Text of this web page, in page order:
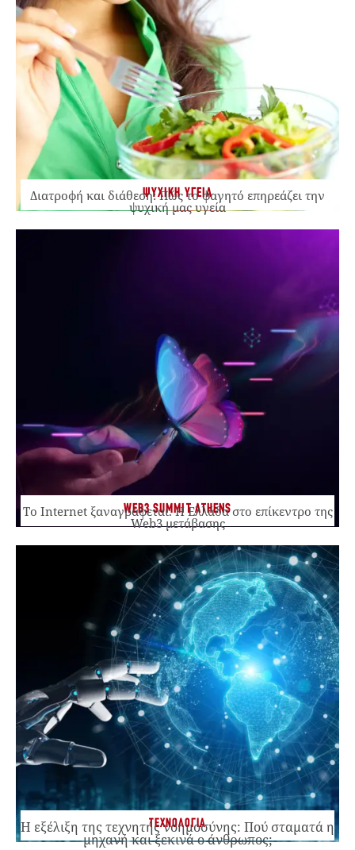
ΨΥΧΙΚΗ ΥΓΕΙΑ
Διατροφή και διάθεση: Πώς το φαγητό επηρεάζει την
ψυχική μας υγεία
WEB3 SUMMIT ATHENS
Το Internet ξαναγράφεται. Η Ελλάδα στο επίκεντρο της
Web3 μετάβασης
ΤΕΧΝΟΛΟΓΙΑ
Η εξέλιξη της τεχνητής νοημοσύνης: Πού σταματά η
μηχανή και ξεκινά ο άνθρωπος;